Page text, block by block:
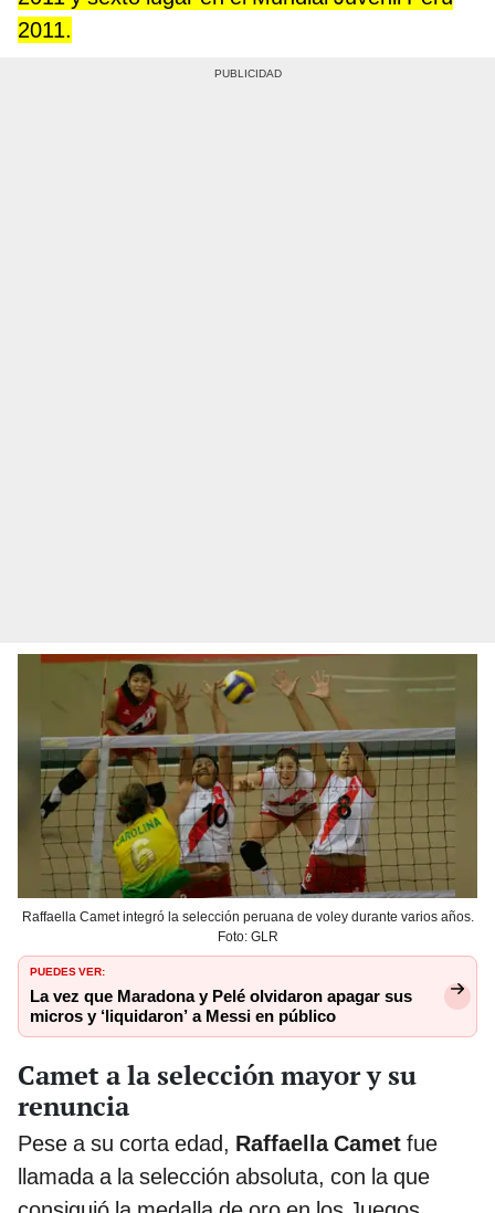
2011.
Raffaella Camet integró la selección peruana de voley durante varios años.
Foto: GLR
PUEDES VER:
La vez que Maradona y Pelé olvidaron apagar sus
micros y ‘liquidaron’ a Messi en público
Camet a la selección mayor y su
renuncia
Pese a su corta edad, Raffaella Camet fue
llamada a la selección absoluta, con la que